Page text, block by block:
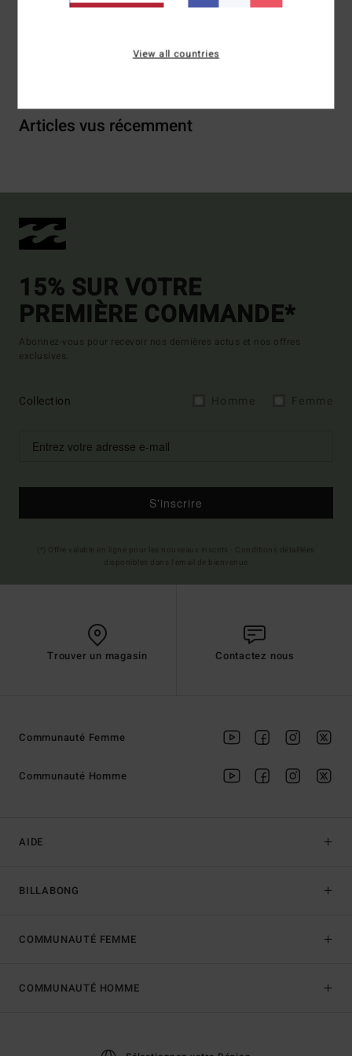
Livraison & Retours
Articles vus récemment
15% SUR VOTRE
PREMIÈRE COMMANDE*
Abonnez-vous pour recevoir nos dernières actus et nos offres
exclusives.
Collection
S'inscrire
Trouver un magasin Contactez nous
AIDE
BILLABONG
Communauté Femme
Communauté Homme
COMMUNAUTÉ FEMME
COMMUNAUTÉ HOMME
View all countries